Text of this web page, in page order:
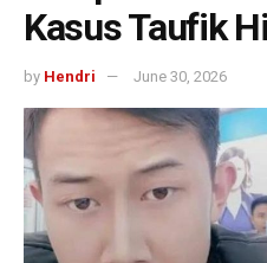
Kasus Taufik
by Hendri June 30, 2026